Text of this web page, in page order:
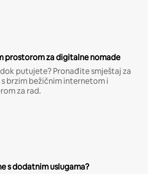
prostorom za digitalne nomade
putujete? Pronađite smještaj za
brzim bežičnim internetom i
za rad.
s dodatnim uslugama?